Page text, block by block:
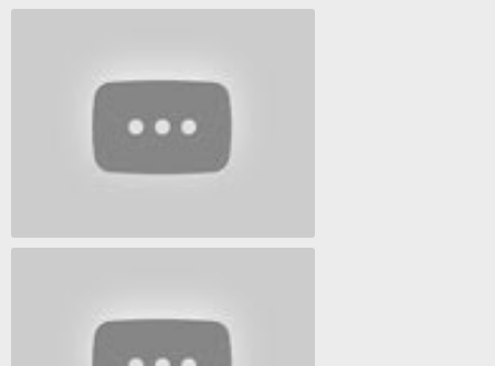
Polresta Jayapura Berhasil ungkap jaringan peredaran shabu terbesar
Lagu Timur yang Paling 2022